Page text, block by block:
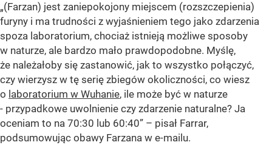
„(Farzan) jest zaniepokojony miejscem (rozszczepienia)
furyny i ma trudności z wyjaśnieniem tego jako zdarzenia
spoza laboratorium, chociaż istnieją możliwe sposoby
w naturze, ale bardzo mało prawdopodobne. Myślę,
że należałoby się zastanowić, jak to wszystko połączyć,
czy wierzysz w tę serię zbiegów okoliczności, co wiesz
o laboratorium w Wuhanie, ile może być w naturze
- przypadkowe uwolnienie czy zdarzenie naturalne? Ja
oceniam to na 70:30 lub 60:40” – pisał Farrar,
podsumowując obawy Farzana w e-mailu.